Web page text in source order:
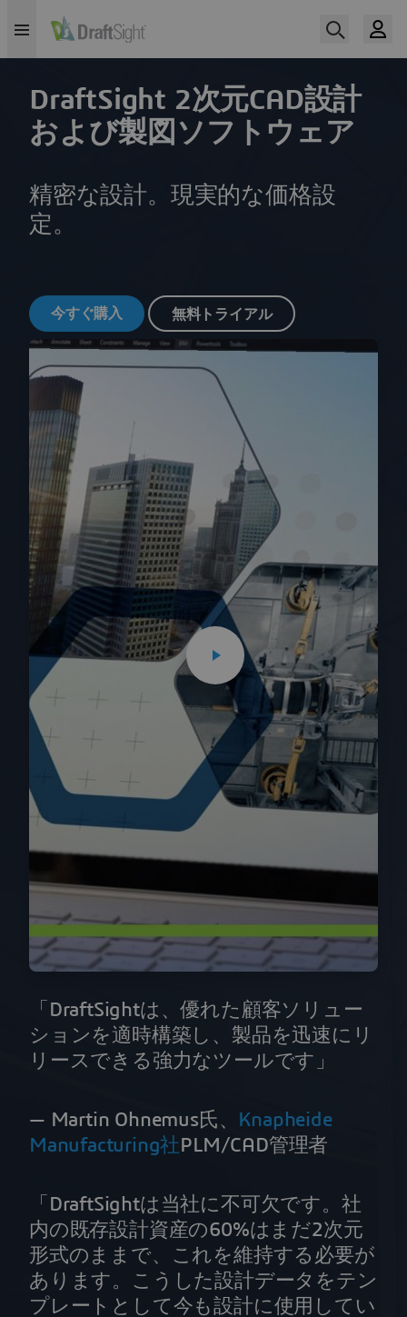
DraftSight 2次元CAD設計
および製図ソフトウェア
精密な設計。現実的な価格設
定。
今すぐ購入 無料トライアル
「DraftSightは、優れた顧客ソリュー
ションを適時構築し、製品を迅速にリ
リースできる強力なツールです」
— Martin Ohnemus氏、
Knapheide
Manufacturing社 PLM/CAD管理者
「DraftSightは当社に不可欠です。社
内の既存設計資産の60%はまだ2次元
形式のままで、これを維持する必要が
あります。こうした設計データをテン
プレートとして今も設計に使用してい